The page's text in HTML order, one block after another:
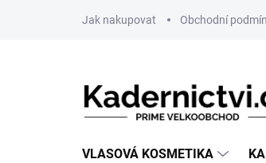
Jak nakupovat Obchodní
VLASOVÁ KOSMETIKA